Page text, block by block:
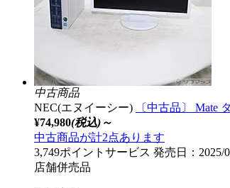
中古商品
NEC(エヌイーシー)
〔中古品〕 Mate
¥74,980(税込)～
中古商品が計2点あります
3,749ポイントサービス 発売日：2025/
店舗併売品